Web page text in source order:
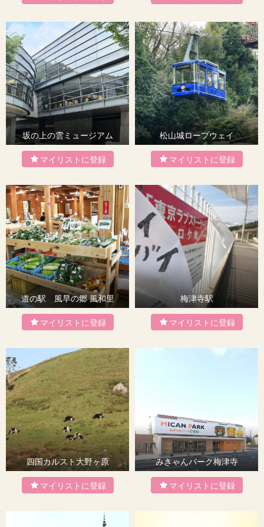
坂の上の雲ミュージアム 松山城ロープウェイ
道の駅 風早の郷 風和里 梅津寺駅
四国カルスト大野ヶ原 みきゃんパーク梅津寺